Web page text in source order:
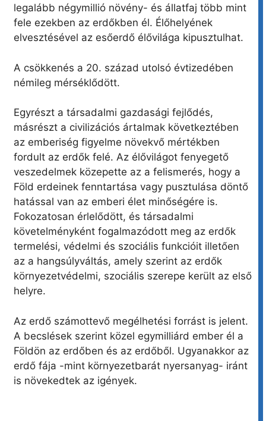
legalább négymillió növény- és állatfaj több mint
fele ezekben az erdőkben él. Élőhelyének
elvesztésével az esőerdő élővilága kipusztulhat.
A csökkenés a 20. század utolsó évtizedében
némileg mérséklődött.
Egyrészt a társadalmi gazdasági fejlődés,
másrészt a civilizációs ártalmak következtében
az emberiség figyelme növekvő mértékben
fordult az erdők felé. Az élővilágot fenyegető
veszedelmek közepette az a felismerés, hogy a
Föld erdeinek fenntartása vagy pusztulása döntő
hatással van az emberi élet minőségére is.
Fokozatosan érlelődött, és társadalmi
követelményként fogalmazódott meg az erdők
termelési, védelmi és szociális funkcióit illetően
az a hangsúlyváltás, amely szerint az erdők
környezetvédelmi, szociális szerepe került az első
helyre.
Az erdő számottevő megélhetési forrást is jelent.
A becslések szerint közel egymilliárd ember él a
Földön az erdőben és az erdőből. Ugyanakkor az
erdő fája -mint környezetbarát nyersanyag- iránt
is növekedtek az igények.